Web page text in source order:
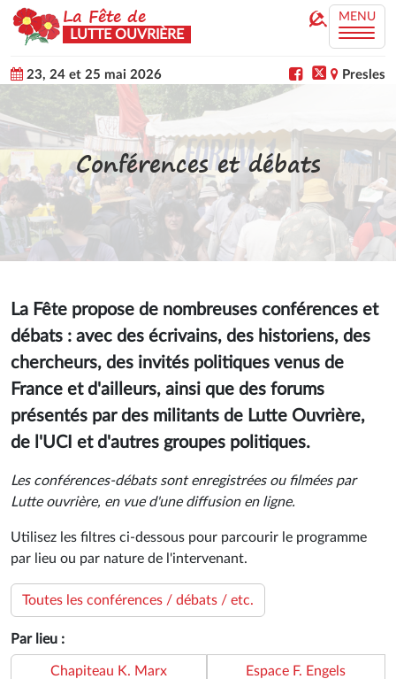
La Fête de
LUTTE OUVRIÈRE
MENU
Presles
23, 24 et 25 mai 2026
Conférences et débats
La Fête propose de nombreuses conférences et
débats : avec des écrivains, des historiens, des
chercheurs, des invités politiques venus de
France et d'ailleurs, ainsi que des forums
présentés par des militants de Lutte Ouvrière,
de l'UCI et d'autres groupes politiques.
Les conférences-débats sont enregistrées ou filmées par
Lutte ouvrière, en vue d'une diffusion en ligne.
Utilisez les filtres ci-dessous pour parcourir le programme
par lieu ou par nature de l'intervenant.
Toutes les conférences / débats / etc.
Par lieu :
Chapiteau K. Marx Espace F. Engels